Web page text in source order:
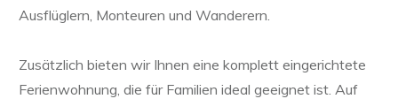
Ausflüglern, Monteuren und Wanderern.
Zusätzlich bieten wir Ihnen eine komplett eingerichtete
Ferienwohnung, die für Familien ideal geeignet ist. Auf